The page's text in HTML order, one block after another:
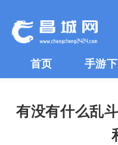
首页 手游
有没有什么乱